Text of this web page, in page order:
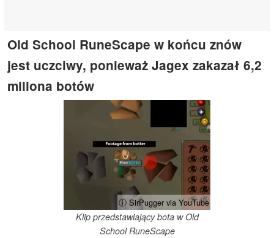
Old School RuneScape w końcu znów
jest uczciwy, ponieważ Jagex zakazał 6,2
miliona botów
ⓘ SirPugger via YouTube
Klip przedstawiający bota w Old
School RuneScape